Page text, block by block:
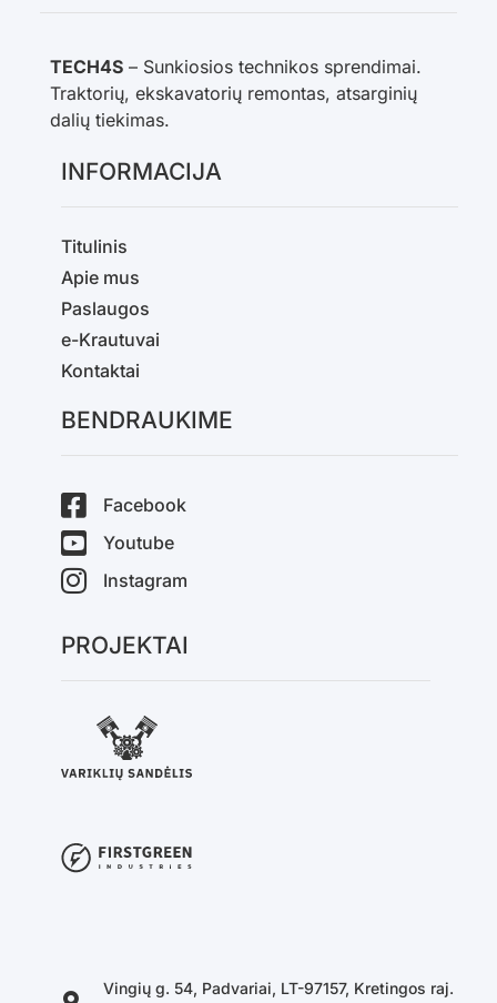
TECH4S – Sunkiosios technikos sprendimai.
Traktorių, ekskavatorių remontas, atsarginių
dalių tiekimas.
INFORMACIJA
Titulinis
Apie mus
Paslaugos
e-Krautuvai
Kontaktai
BENDRAUKIME
Facebook
Youtube
Instagram
PROJEKTAI
Vingių g. 54, Padvariai, LT-97157, Kretingos raj.